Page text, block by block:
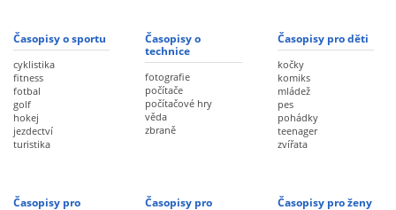
Časopisy o sportu
cyklistika
fitness
fotbal
golf
hokej
jezdectví
turistika
Časopisy o
technice
fotografie
počítače
počítačové hry
věda
zbraně
Časopisy pro děti
kočky
komiks
mládež
pes
pohádky
teenager
zvířata
Časopisy pro
Časopisy pro
Časopisy pro ženy